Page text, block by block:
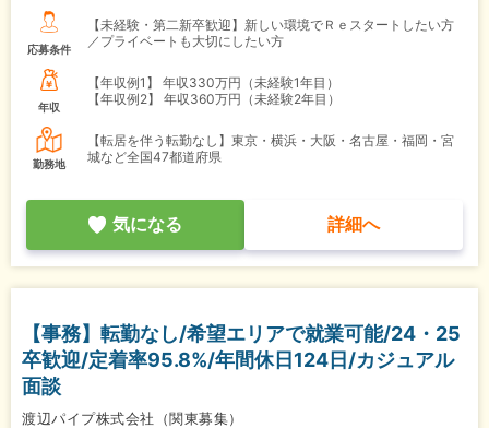
応募条件
【未経験・第二新卒歓迎】新しい環境でＲｅスタートしたい方
／プライベートも大切にしたい方
年収
【年収例1】
年収330万円（未経験1年目）
【年収例2】
年収360万円（未経験2年目）
勤務地
【転居を伴う転勤なし】東京・横浜・大阪・名古屋・福岡・宮
城など全国47都道府県
気になる 詳細へ
【事務】転勤なし/希望エリアで就業可能/24・25
卒歓迎/定着率95.8%/年間休日124日/カジュアル
面談
渡辺パイプ株式会社（関東募集）